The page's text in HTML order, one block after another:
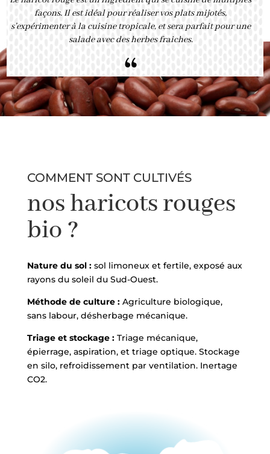
façons. Il est idéal pour réaliser vos plats mijotés,
s’expérimenter à la cuisine tropicale, et sera parfait pour une
salade avec des herbes fraiches.
“
COMMENT SONT CULTIVÉS
nos haricots rouges
bio ?
Nature du sol :sol limoneux et fertile, exposé aux
rayons du soleil du Sud-Ouest.
Méthode de culture :Agriculture biologique,
sans labour, désherbage mécanique.
Triage et stockage :Triage mécanique,
épierrage, aspiration, et triage optique. Stockage
en silo, refroidissement par ventilation. Inertage
CO2.